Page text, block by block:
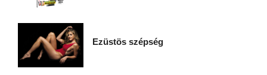
Ezüstös szépség